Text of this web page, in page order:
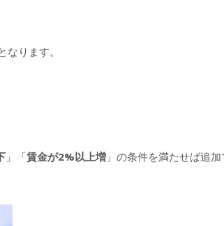
なります。
」「賃金が2%以上増 」の条件を満たせば追加